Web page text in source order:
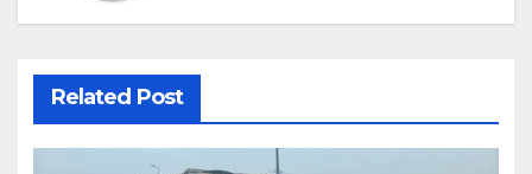
Related Post